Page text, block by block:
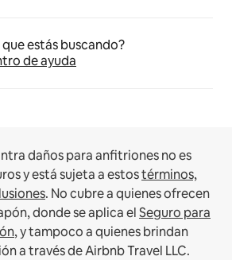
estás buscando?
de ayuda
daños para anfitriones no es
y está sujeta a estostérminos,
. No cubre a quienes ofrecen
donde se aplica elSeguro para
, y tampoco a quienes brindan
a través de Airbnb Travel LLC.